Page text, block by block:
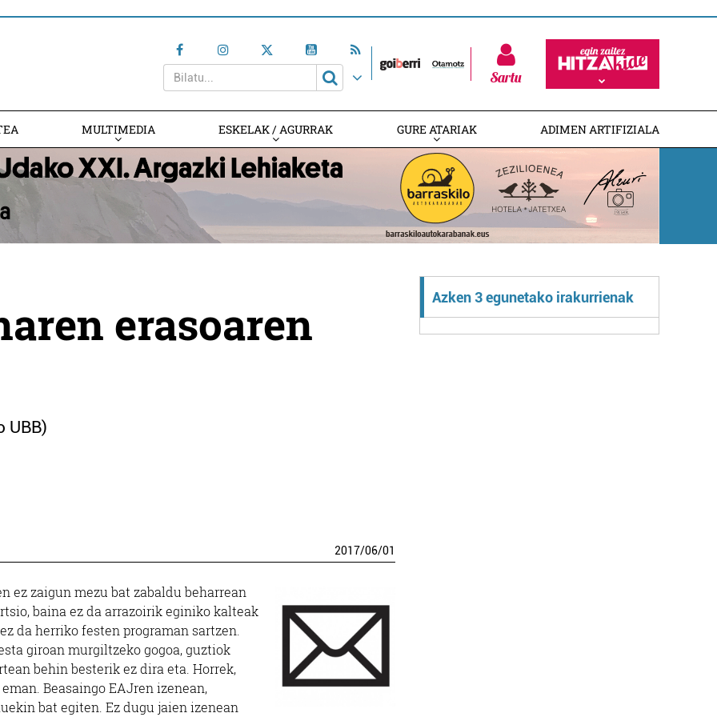
Sartu
MULTIMEDIA ESKELAK / AGURRAK GURE ATARIAK ADIMEN ARTIFIZIALA
erasoaren
UBB)
2017/06/01
ez zaigun mezu bat zabaldu beharrean
baina ez da arrazoirik eginiko kalteak
da herriko festen programan sartzen.
giroan murgiltzeko gogoa, guztiok
behin besterik ez dira eta. Horrek,
Beasaingo EAJren izenean,
bat egiten. Ez dugu jaien izenean
Azken 3 egunetako irakurrienak